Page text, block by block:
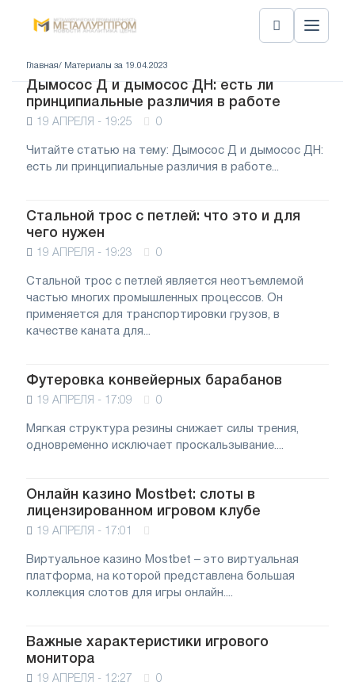
Главная/ Материалы за 19.04.2023
Дымосос Д и дымосос ДН: есть ли
принципиальные различия в работе
19 АПРЕЛЯ - 19:25 0
Читайте статью на тему: Дымосос Д и дымосос ДН:
есть ли принципиальные различия в работе...
Стальной трос с петлей: что это и для
чего нужен
19 АПРЕЛЯ - 19:23 0
Стальной трос с петлей является неотъемлемой
частью многих промышленных процессов. Он
применяется для транспортировки грузов, в
качестве каната для...
Футеровка конвейерных барабанов
19 АПРЕЛЯ - 17:09 0
Мягкая структура резины снижает силы трения,
одновременно исключает проскальзывание....
Онлайн казино Mostbet: слоты в
лицензированном игровом клубе
19 АПРЕЛЯ - 17:01
Виртуальное казино Mostbet – это виртуальная
платформа, на которой представлена большая
коллекция слотов для игры онлайн....
Важные характеристики игрового
монитора
19 АПРЕЛЯ - 12:27 0